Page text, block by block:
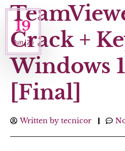
19
Jun '26
Crack +
Windows
[Final]
Written by tecnicor